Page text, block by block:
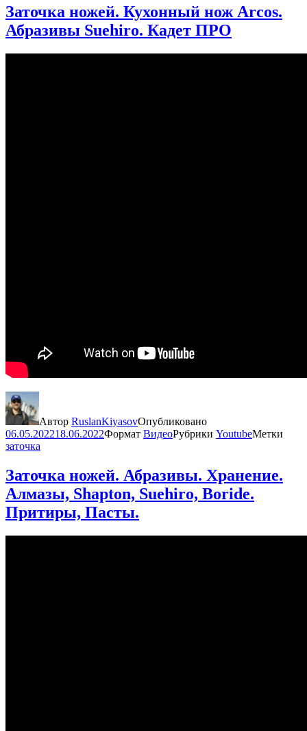
Заточка ножей. Кухонный нож Arcos.
Абразивы Suehiro. Кадет ПРО
Автор RuslanKiyasovОпубликовано
06.05.202218.06.2022Формат ВидеоРубрики YoutubeМетки
заточка
Заточка ножей. Абразивы. Хранение.
Алмазы, Shapton, Suehiro, Boride.
Притиры, Пасты.